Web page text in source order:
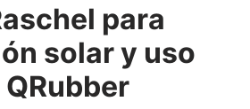
para
solar y uso
Apilador manual ancho